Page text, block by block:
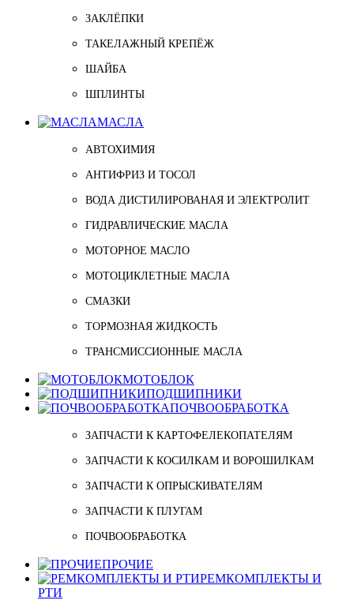
ЗАКЛЁПКИ
ТАКЕЛАЖНЫЙ КРЕПЁЖ
ШАЙБА
ШПЛИНТЫ
МАСЛА
АВТОХИМИЯ
АНТИФРИЗ И ТОСОЛ
ВОДА ДИСТИЛИРОВАНАЯ И ЭЛЕКТРОЛИТ
ГИДРАВЛИЧЕСКИЕ МАСЛА
МОТОРНОЕ МАСЛО
МОТОЦИКЛЕТНЫЕ МАСЛА
СМАЗКИ
ТОРМОЗНАЯ ЖИДКОСТЬ
ТРАНСМИССИОННЫЕ МАСЛА
МОТОБЛОК
ПОДШИПНИКИ
ПОЧВООБРАБОТКА
ЗАПЧАСТИ К КАРТОФЕЛЕКОПАТЕЛЯМ
ЗАПЧАСТИ К КОСИЛКАМ И ВОРОШИЛКАМ
ЗАПЧАСТИ К ОПРЫСКИВАТЕЛЯМ
ЗАПЧАСТИ К ПЛУГАМ
ПОЧВООБРАБОТКА
ПРОЧИЕ
РЕМКОМПЛЕКТЫ И
РТИ